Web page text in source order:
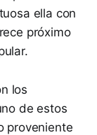
ella con
próximo
los
de estos
proveniente